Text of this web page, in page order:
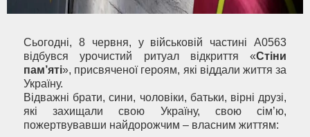
Сьогодні, 8 червня, у військовій частині А0563
відбувся урочистий ритуал відкриття «Стіни
пам’яті», присвяченої героям, які віддали життя за
Україну.
Відважні брати, сини, чоловіки, батьки, вірні друзі,
які захищали свою Україну, свою сім’ю,
пожертвувавши найдорожчим – власним життям: